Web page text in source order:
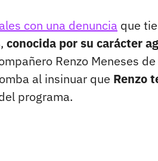
con una denuncia que
conocida por su carácter
Renzo Meneses
al insinuar que Renzo
programa.